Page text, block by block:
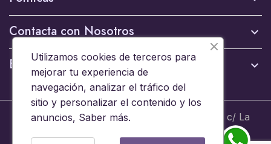
Contacta con Nosotros 
Boletín 
© 2024 - Brinquedos 15008 SL B44653608 c/ La
Ermita 6, 15008 A Coruña - Todos los derechos
Utilizamos cookies de terceros para
mejorar tu experiencia de
navegación, analizar el tráfico del
sitio y personalizar el contenido y los
anuncios, Saber más.